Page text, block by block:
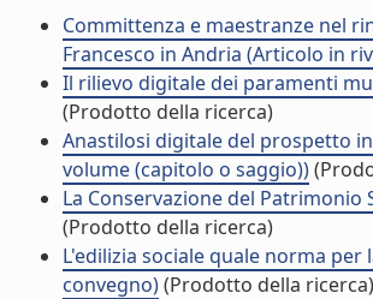
Committenza e maestranze nel
Francesco in Andria (Articolo in
Il rilievo digitale dei paramenti
(Prodotto della ricerca)
Anastilosi digitale del prospetto
volume (capitolo o saggio))
La Conservazione del
(Prodotto della ricerca)
L'edilizia sociale quale norma
convegno)(Prodotto della ricerca)